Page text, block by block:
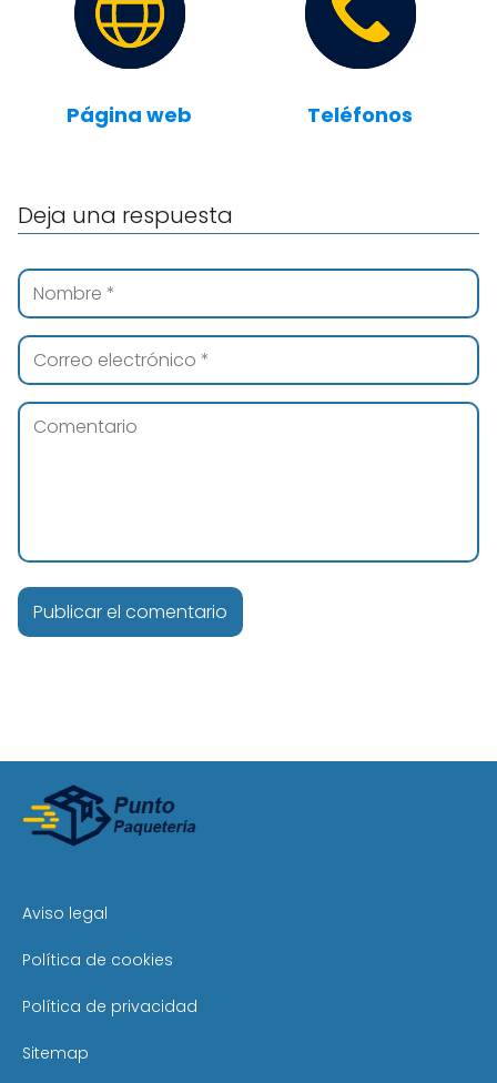
Página web Teléfonos
Deja una respuesta
Aviso legal
Política de cookies
Política de privacidad
Sitemap